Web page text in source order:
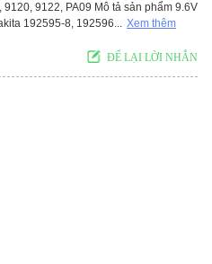
9122, PA09 Mô tả sản phẩm 9.6V
192595-8, 192596... Xem thêm
ĐỂ LẠI LỜI NHẮN